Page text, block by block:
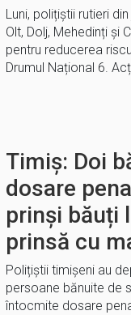
Luni, polițiștii rutieri
Olt, Dolj, Mehedinți și
pentru reducerea
Drumul Național 6.
Timiș: Doi
dosare
prinși băuți
prinsă cu
Polițiștii timișeni au
persoane bănuite de
întocmite dosare